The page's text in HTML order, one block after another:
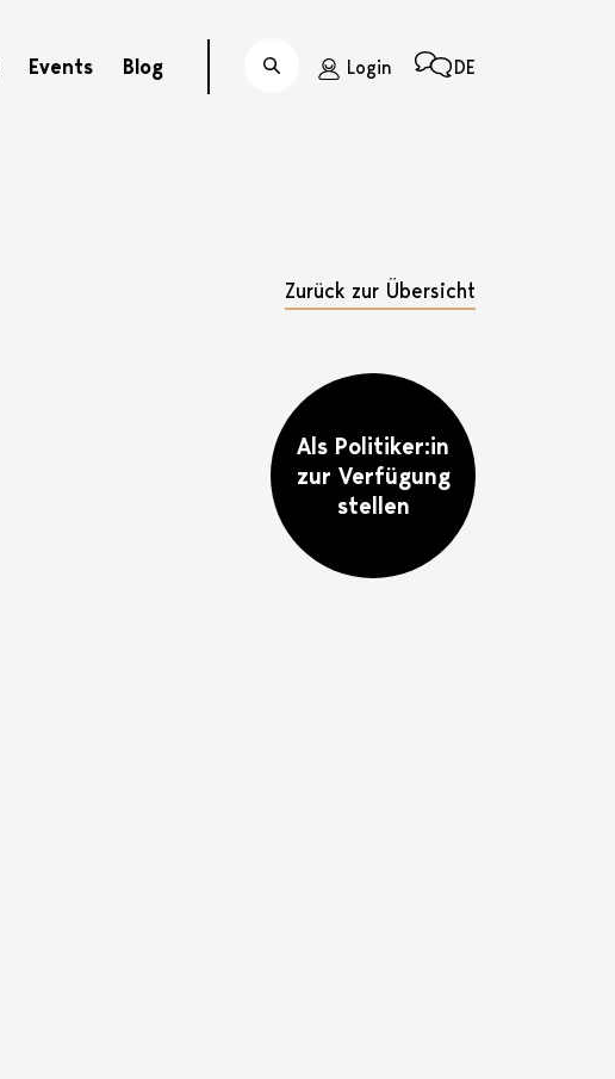
Events Blog Suche Login DE
Zurück zur Übersicht
Als Politiker:in
zur Verfügung
stellen